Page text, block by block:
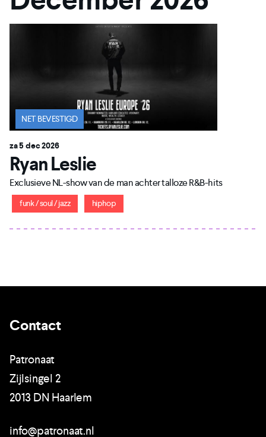
NET BEVESTIGD
za 5 dec 2026
Ryan Leslie
Exclusieve NL-show van de man achter talloze R&B-hits
funk / soul / jazz hiphop
Contact
Patronaat
Zijlsingel 2
2013 DN Haarlem
info@patronaat.nl